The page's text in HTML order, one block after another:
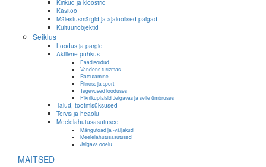
Kirikud ja kloostrid
Käsitöö
Mälestusmärgid ja ajaloolised paigad
Kultuuriobjektid
Seiklus
Loodus ja pargid
Aktiivne puhkus
Paadisõidud
Vandens turizmas
Ratsutamine
Fitness ja sport
Tegevused looduses
Piknikuplatsid Jelgavas ja selle ümbruses
Talud, tootmisüksused
Tervis ja heaolu
Meelelahutusasutused
Mängutoad ja -väljakud
Meelelahutusasutused
Jelgava ööelu
MAITSED